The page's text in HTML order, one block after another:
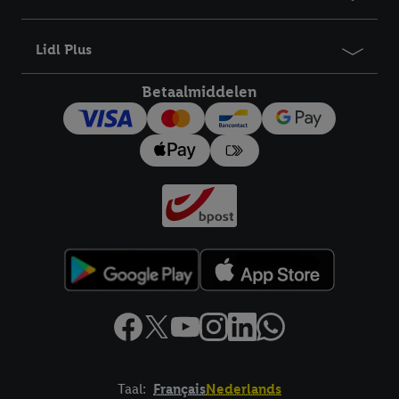
Lidl Plus
Betaalmiddelen
Taal: FrançaisNederlands